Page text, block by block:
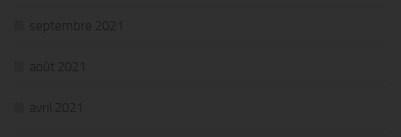
septembre 2021
août 2021
avril 2021